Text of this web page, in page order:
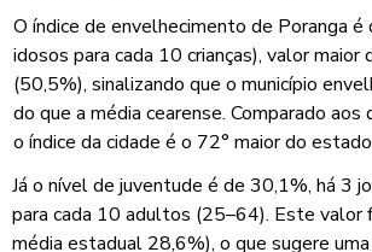
O índice de envelhecimento de Poranga
idosos para cada 10 crianças), valor maior
(50,5%), sinalizando que o município
do que a média cearense. Comparado aos
o índice da cidade é o 72° maior do
Já o nível de juventude é de 30,1%, há 3
para cada 10 adultos (25–64). Este valor
média estadual 28,6%), o que sugere